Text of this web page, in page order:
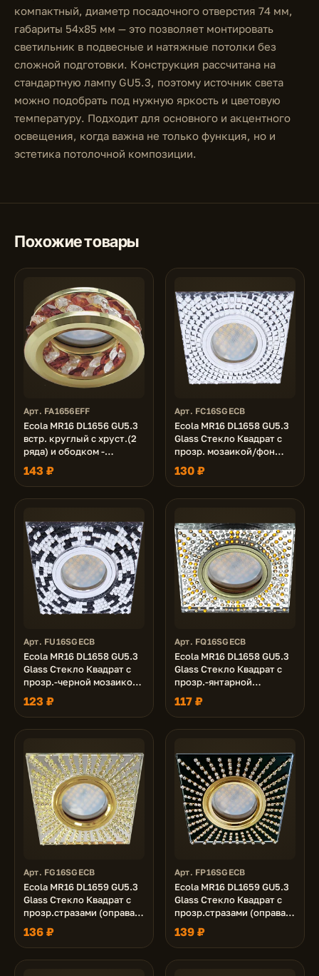
компактный, диаметр посадочного отверстия 74 мм,
габариты 54x85 мм — это позволяет монтировать
светильник в подвесные и натяжные потолки без
сложной подготовки. Конструкция рассчитана на
стандартную лампу GU5.3, поэтому источник света
можно подобрать под нужную яркость и цветовую
температуру. Подходит для основного и акцентного
освещения, когда важна не только функция, но и
эстетика потолочной композиции.
Похожие товары
Арт. FA1656EFF
Ecola MR16 DL1656 GU5.3
встр. круглый с хруст.(2
ряда) и ободком -
Прозрачный и Янтарь/
Золото 54x85 (кd74)
143 ₽
Арт. FC16SGECB
Ecola MR16 DL1658 GU5.3
Glass Стекло Квадрат с
прозр. мозаикой/фон
зерк./центр.часть хром
28x95x95
130 ₽
Арт. FU16SGECB
Ecola MR16 DL1658 GU5.3
Glass Стекло Квадрат с
прозр.-черной мозаикой/
фон зерк../центр.часть
хром 28x95x95
123 ₽
Арт. FQ16SGECB
Ecola MR16 DL1658 GU5.3
Glass Стекло Квадрат с
прозр.-янтарной
мозаикой/фон зерк../
центр.часть черненая
бронза 25x95x95
117 ₽
Арт. FG16SGECB
Ecola MR16 DL1659 GU5.3
Glass Стекло Квадрат с
прозр.стразами (оправа
золото)/фон зерк./
центр.часть золото
30x95x95
136 ₽
Арт. FP16SGECB
Ecola MR16 DL1659 GU5.3
Glass Стекло Квадрат с
прозр.стразами (оправа
золото)/фон черный./
центр.часть золото
30x95x95
139 ₽